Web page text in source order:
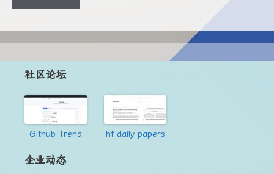
社区论坛
Github Trend hf daily papers
企业动态